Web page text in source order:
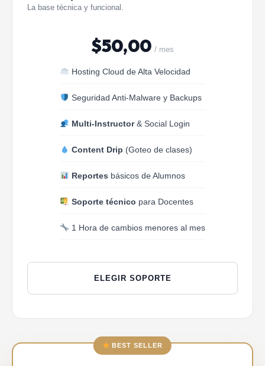
La base técnica y funcional.
$50,00 / mes
Hosting Cloud de Alta Velocidad
Seguridad Anti-Malware y Backups
Multi-Instructor& Social Login
Content Drip (Goteo de clases)
Reportes básicos de Alumnos
Soporte técnico para Docentes
1 Hora de cambios menores al mes
ELEGIR SOPORTE
BEST SELLER